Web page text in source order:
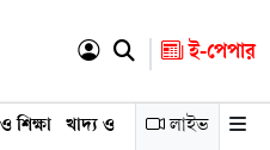
ই-পেপার
ও শিক্ষা খাদ্য ও পুষ্ঠি শিক্ষাঙ্গন
লাইভ